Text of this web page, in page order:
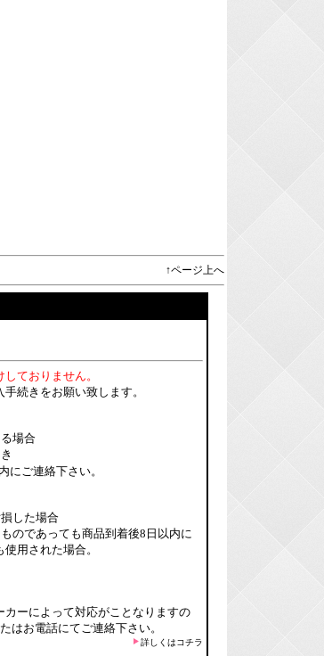
↑ページ上へ
ておりません。
続きをお願い致します。
場合
ご連絡下さい。
した場合
のであっても商品到着後8日以内に
用された場合。
ーによって対応がことなりますの
はお電話にてご連絡下さい。
詳しくはコチラ